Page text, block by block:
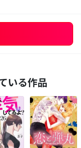
いる作品